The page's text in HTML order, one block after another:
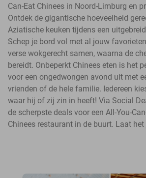
Can-Eat Chinees in Noord-Limburg en
Ontdek de gigantische hoeveelheid
Aziatische keuken tijdens een
Schep je bord vol met al jouw
verse wokgerecht samen, waarna de
bereidt. Onbeperkt Chinees eten is het
voor een ongedwongen avond uit met
vrienden of de hele familie. Iedereen
waar hij of zij zin in heeft! Via Social
de scherpste deals voor een All-You-
Chinees restaurant in de buurt. Laat het